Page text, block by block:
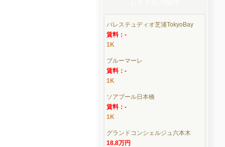
パレステュディオ芝浦TokyoBay
賃料：-
1K
ブルーマーレ
賃料：-
1K
ソアブール日本橋
賃料：-
1K
グランドコンシェルジュ六本木
18.8万円